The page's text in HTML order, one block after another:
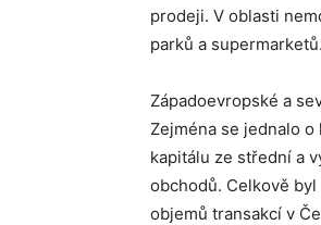
prodeji. V oblasti
parků a
Západoevropské a
Zejména se jednalo o
kapitálu ze střední a
obchodů. Celkově
objemů transakcí v